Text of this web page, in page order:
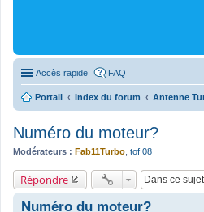
Accès rapide FAQ
Portail Index du forum Antenne
Numéro du moteur?
Modérateurs : Fab11Turbo tof 08
Répondre
Numéro du moteur?